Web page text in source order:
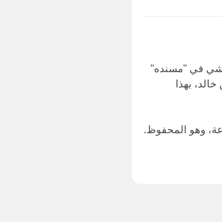
في "مسند سعد ابن أبي وقاص" (٢٤)، والطحاوي ٣/ ١٦٣، وأبو يعلى (٧٩٩)، والشاشي في "مسنده"
٨/ ٢٥٩ من طرق عن وهيب بن خالد، بهذا